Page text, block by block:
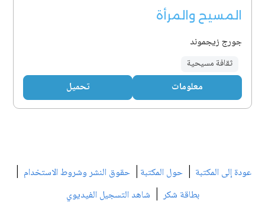
المسيح والمرأة
جورج زيجموند
ثقافة مسيحية
معلومات تحميل
عودة إلى المكتبة | حول المكتبة | حقوق النشر وشروط الاستخدام |
بطاقة شكر| شاهد التسجيل الفيديوي